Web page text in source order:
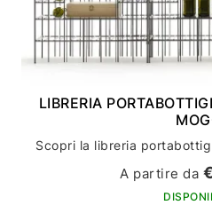
LIBRERIA
A partire da